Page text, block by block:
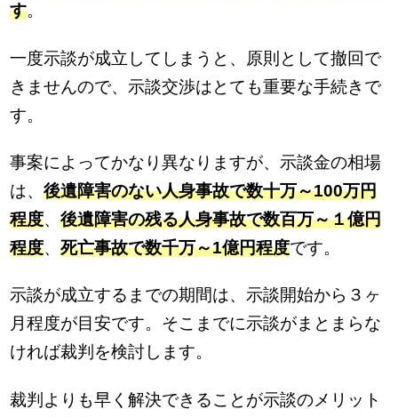
す。
一度示談が成立してしまうと、原則として撤回で
きませんので、示談交渉はとても重要な手続きで
す。
事案によってかなり異なりますが、示談金の相場
は、後遺障害のない人身事故で数十万～100万円
程度、後遺障害の残る人身事故で数百万～１億円
程度、死亡事故で数千万～1億円程度です。
示談が成立するまでの期間は、示談開始から３ヶ
月程度が目安です。そこまでに示談がまとまらな
ければ裁判を検討します。
裁判よりも早く解決できることが示談のメリット